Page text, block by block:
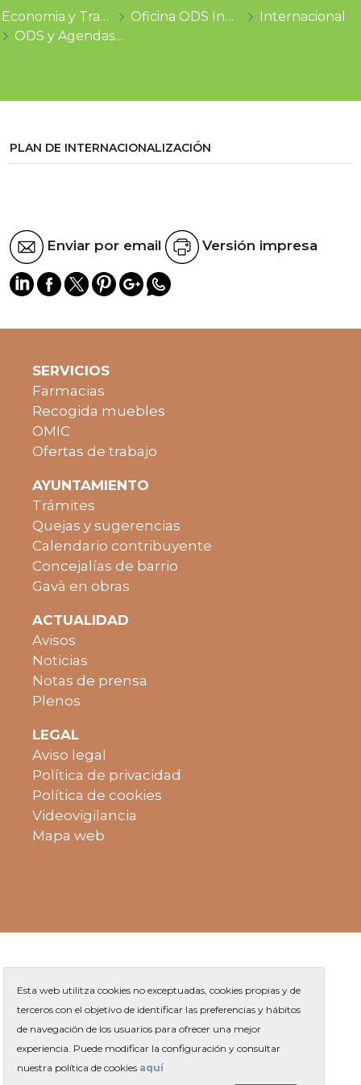
Economia y Trabajo Oficina ODS Innova
Internacional
ODS y Agendas Globales
PLAN DE INTERNACIONALIZACIÓN
Enviar por email Versión impresa
SERVICIOS
Farmacias
Recogida muebles
OMIC
Ofertas de trabajo
AYUNTAMIENTO
Trámites
Quejas y sugerencias
Calendario contribuyente
Concejalías de barrio
Gavà en obras
ACTUALIDAD
Avisos
Noticias
Notas de prensa
Plenos
LEGAL
Aviso legal
Política de privacidad
Política de cookies
Videovigilancia
Mapa web
Plaza de Jaume Balmes s/n
93 263 91 00
Esta web utilitza cookies no exceptuadas, cookies propias y de
terceros con el objetivo de identificar las preferencias y hábitos
de navegación de los usuarios para ofrecer una mejor
experiencia. Puede modificar la configuración y consultar
nuestra política de cookies aquí